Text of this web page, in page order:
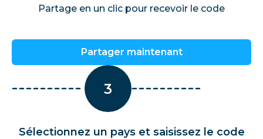
Partage en un clic pour recevoir le code
Partager maintenant
3
Sélectionnez un pays et saisissez le code